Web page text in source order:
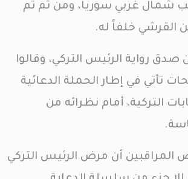
شمال غربي سوريا، ومن ثم تم
القرشي خلفاً له.
رواية الرئيس التركي، وقالوا
تأتي في إطار الحملة الدعائية
التركية، أمام نظرائه من
أن مرض الرئيس التركي